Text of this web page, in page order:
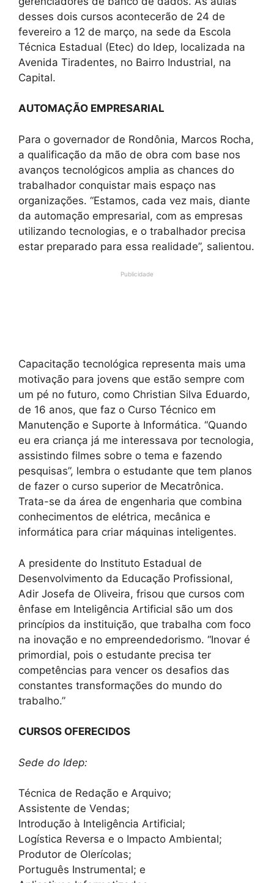
desses dois cursos acontecerão de 24 de
fevereiro a 12 de março, na sede da Escola
Técnica Estadual (Etec) do Idep, localizada na
Avenida Tiradentes, no Bairro Industrial, na
Capital.
AUTOMAÇÃO EMPRESARIAL
Para o governador de Rondônia, Marcos Rocha,
a qualificação da mão de obra com base nos
avanços tecnológicos amplia as chances do
trabalhador conquistar mais espaço nas
organizações. “Estamos, cada vez mais, diante
da automação empresarial, com as empresas
utilizando tecnologias, e o trabalhador precisa
estar preparado para essa realidade”, salientou.
Publicidade
Capacitação tecnológica representa mais uma
motivação para jovens que estão sempre com
um pé no futuro, como Christian Silva Eduardo,
de 16 anos, que faz o Curso Técnico em
Manutenção e Suporte à Informática. “Quando
eu era criança já me interessava por tecnologia,
assistindo filmes sobre o tema e fazendo
pesquisas”, lembra o estudante que tem planos
de fazer o curso superior de Mecatrônica.
Trata-se da área de engenharia que combina
conhecimentos de elétrica, mecânica e
informática para criar máquinas inteligentes.
A presidente do Instituto Estadual de
Desenvolvimento da Educação Profissional,
Adir Josefa de Oliveira, frisou que cursos com
ênfase em Inteligência Artificial são um dos
princípios da instituição, que trabalha com foco
na inovação e no empreendedorismo. “Inovar é
primordial, pois o estudante precisa ter
competências para vencer os desafios das
constantes transformações do mundo do
trabalho.”
CURSOS OFERECIDOS
Sede do Idep:
Técnica de Redação e Arquivo;
Assistente de Vendas;
Introdução à Inteligência Artificial;
Logística Reversa e o Impacto Ambiental;
Produtor de Olerícolas;
Português Instrumental; e